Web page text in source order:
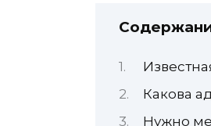
Какова
Нужно